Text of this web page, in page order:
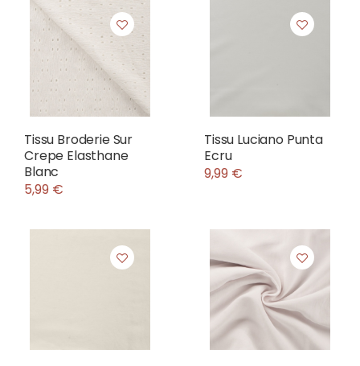
Tissu Broderie Sur
Crepe Elasthane
Blanc
5,99 €
Tissu Luciano Punta
Ecru
9,99 €